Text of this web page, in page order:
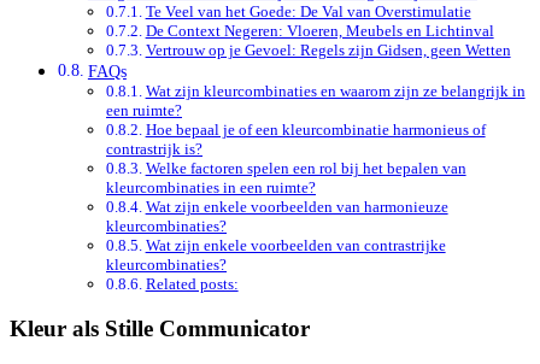
Te Veel van het Goede: De Val van Overstimulatie
De Context Negeren: Vloeren, Meubels en Lichtinval
Vertrouw op je Gevoel: Regels zijn Gidsen, geen Wetten
FAQs
Wat zijn kleurcombinaties en waarom zijn ze belangrijk in
een ruimte?
Hoe bepaal je of een kleurcombinatie harmonieus of
contrastrijk is?
Welke factoren spelen een rol bij het bepalen van
kleurcombinaties in een ruimte?
Wat zijn enkele voorbeelden van harmonieuze
kleurcombinaties?
Wat zijn enkele voorbeelden van contrastrijke
kleurcombinaties?
Related posts:
Kleur als Stille Communicator